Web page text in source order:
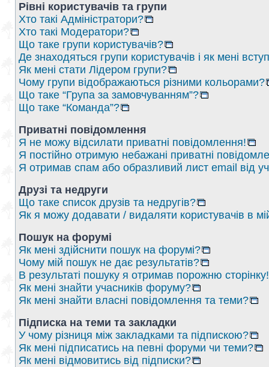
Рівні користувачів та групи
Хто такі Адміністратори?
Хто такі Модератори?
Що таке групи користувачів?
Де знаходяться групи користувачів і як мені
Як мені стати Лідером групи?
Чому групи відображаються різними кольорами?
Що таке “Група за замовчуванням”?
Що таке “Команда”?
Приватні повідомлення
Я не можу відсилати приватні повідомлення!
Я постійно отримую небажані приватні
Я отримав спам або образливий лист email від
Друзі та недруги
Що таке список друзів та недругів?
Як я можу додавати / видаляти користувачів в
Пошук на форумі
Як мені здійснити пошук на форумі?
Чому мій пошук не дає результатів?
В результаті пошуку я отримав порожню сторінку!
Як мені знайти учасників форуму?
Як мені знайти власні повідомлення та теми?
Підписка на теми та закладки
У чому різниця між закладками та підпискою?
Як мені підписатись на певні форуми чи теми?
Як мені відмовитись від підписки?